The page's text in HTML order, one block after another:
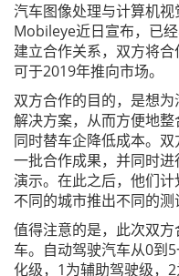
汽车图像处理与计算机
Mobileye近日宣布，已
建立合作关系，双方将
可于2019年推向市场。
双方合作的目的，是想
解决方案，从而方便地整
同时替车企降低成本。
一批合作成果，并同时
演示。在此之后，他们
不同的城市推出不同的测
值得注意的是，此次双
车。自动驾驶汽车从0到
化级，1为辅助驾驶级，